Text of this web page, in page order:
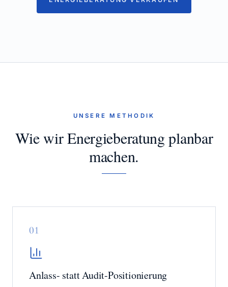
UNSERE METHODIK
Wie wir Energieberatung planbar
machen.
01
Anlass- statt Audit-Positionierung